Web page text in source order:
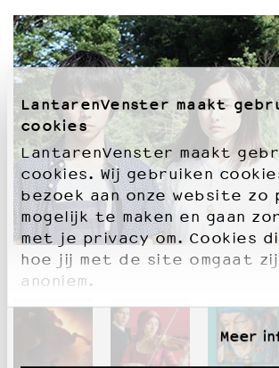
LantarenVenster maakt
cookies
LantarenVenster maakt
cookies. Wij gebruiken
bezoek aan onze website zo
mogelijk te maken en gaan
met je privacy om. Cookies
hoe jij met de site omgaat
anoniem.
Meer
Werken bij
Wie is wie
Word vriend
Historie
Partners
Huisregels
Privacyverklaring
Integriteits- en gedragscode
Duurzaamheid
Culturele boycot Israël
Ruimte voor artistieke vrijheid – VNPF